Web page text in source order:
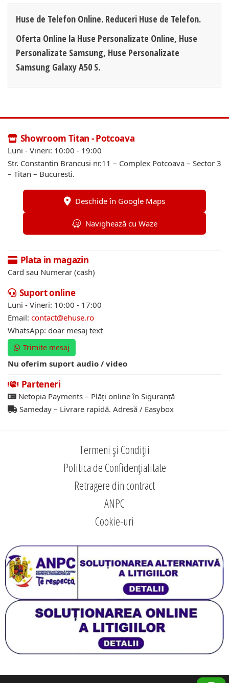
Huse de Telefon Online. Reduceri Huse de Telefon.
Oferta Online la Huse Personalizate Online, Huse
Personalizate Samsung, Huse Personalizate
Samsung Galaxy A50 S.
Showroom Titan - Potcoava
Luni - Vineri: 10:00 - 19:00
Str. Constantin Brancusi nr.11 – Complex Potcoava – Sector 3
– Titan – Bucuresti.
Deschide în Google Maps
Navighează cu Waze
Plata in magazin
Card sau Numerar (cash)
Suport online
Luni - Vineri: 10:00 - 17:00
Email: contact@ehuse.ro
WhatsApp: doar mesaj text
Trimite mesaj
Nu oferim suport audio / video
Parteneri
Netopia Payments – Plăți online în Siguranță
Sameday – Livrare rapidă. Adresă / Easybox
Termeni și Condiții
Politica de Confidențialitate
Retragere din contract
ANPC
Cookie-uri